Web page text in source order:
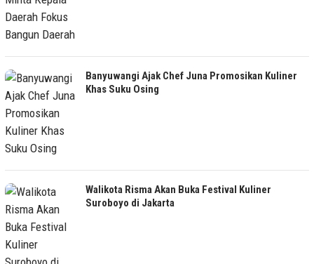
Banyuwangi Ajak Chef Juna Promosikan Kuliner
Khas Suku Osing
Walikota Risma Akan Buka Festival Kuliner
Suroboyo di Jakarta